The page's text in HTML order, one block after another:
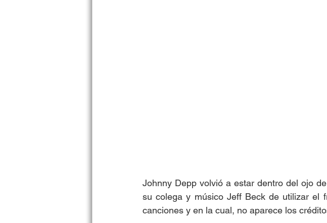
Johnny Depp volvió a estar dentro del ojo
su colega y músico Jeff Beck de utilizar el
canciones y en la cual, no aparece los